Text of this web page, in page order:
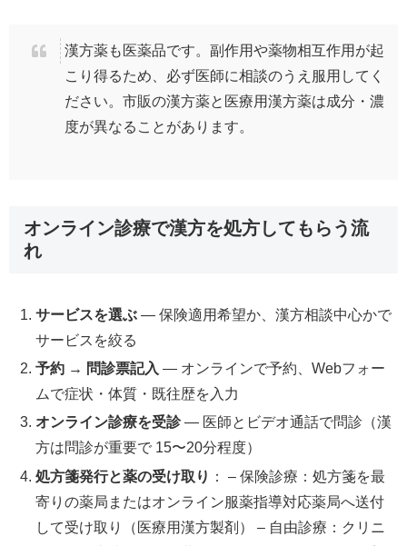
漢方薬も医薬品です。副作用や薬物相互作用が起
こり得るため、必ず医師に相談のうえ服用してく
ださい。市販の漢方薬と医療用漢方薬は成分・濃
度が異なることがあります。
オンライン診療で漢方を処方してもらう流
れ
サービスを選ぶ — 保険適用希望か、漢方相談中心かで
サービスを絞る
予約 → 問診票記入 — オンラインで予約、Webフォー
ムで症状・体質・既往歴を入力
オンライン診療を受診— 医師とビデオ通話で問診（漢
方は問診が重要で 15〜20分程度）
処方箋発行と薬の受け取り ： – 保険診療：処方箋を最
寄りの薬局またはオンライン服薬指導対応薬局へ送付
して受け取り（医療用漢方製剤） – 自由診療：クリニ